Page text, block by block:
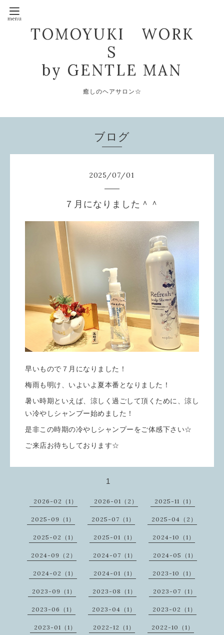
TOMOYUKI WORK
S
by GENTLE MAN
癒しのヘアサロン☆
ブログ
2025/07/01
７月になりました＾＾
早いもので７月になりました！
梅雨も明け、いよいよ夏本番となりました！
暑い時期といえば、涼しく過ごして頂くために、涼し
い冷やしシャンプー始めました！
是非この時期の冷やしシャンプーをご体感下さい☆
ご来店お待ちしております☆
1
2026-02（1） 2026-01（2） 2025-11（1）
2025-09（1） 2025-07（1） 2025-04（2）
2025-02（1） 2025-01（1） 2024-10（1）
2024-09（2） 2024-07（1） 2024-05（1）
2024-02（1） 2024-01（1） 2023-10（1）
2023-09（1） 2023-08（1） 2023-07（1）
2023-06（1） 2023-04（1） 2023-02（1）
2023-01（1） 2022-12（1） 2022-10（1）